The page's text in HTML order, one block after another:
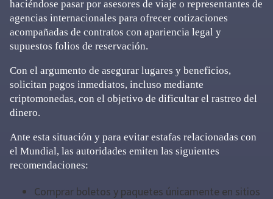
haciéndose pasar por asesores de viaje o representantes de
agencias internacionales para ofrecer cotizaciones
acompañadas de contratos con apariencia legal y
supuestos folios de reservación.
Con el argumento de asegurar lugares y beneficios,
solicitan pagos inmediatos, incluso mediante
criptomonedas, con el objetivo de dificultar el rastreo del
dinero.
Ante esta situación y para evitar estafas relacionadas con
el Mundial, las autoridades emiten las siguientes
recomendaciones:
Comprar boletos y paquetes únicamente en sitios